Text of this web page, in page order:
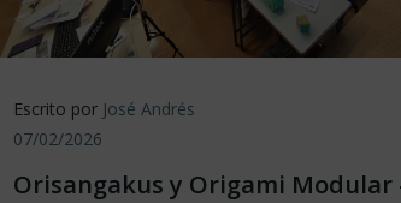
Escrito por José Andrés
07/02/2026
Orisangakus y Origami Modular